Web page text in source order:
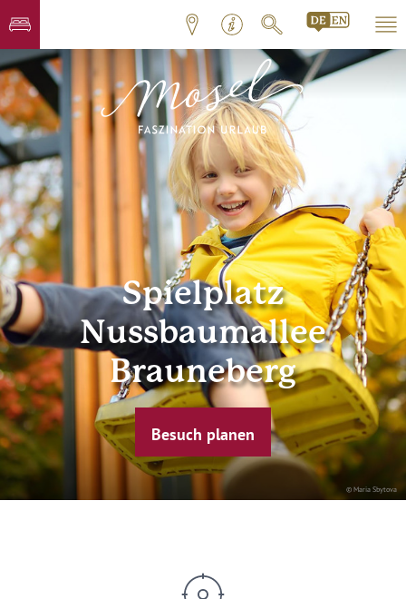
© Maria Sbytova
Spielplatz
Nussbaumallee
Brauneberg
Besuch planen